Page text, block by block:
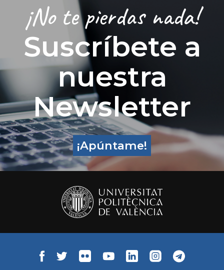
¡No te pierdas nada!
Suscríbete a
nuestra
Newsletter
¡Apúntame!